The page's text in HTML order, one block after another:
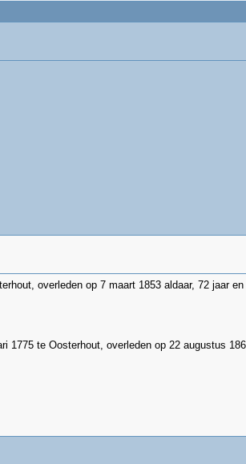
overleden op 7 maart 1853 aldaar, 72 jaar
1775 te Oosterhout, overleden op 22 augustus